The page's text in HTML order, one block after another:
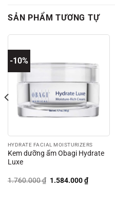
SẢN PHẨM TƯƠNG TỰ
-10%
HYDRATE FACIAL MOISTURIZERS
Kem dưỡng ẩm Obagi Hydrate
Luxe
1.760.000₫ Giá
1.584.000₫Giá
hiện